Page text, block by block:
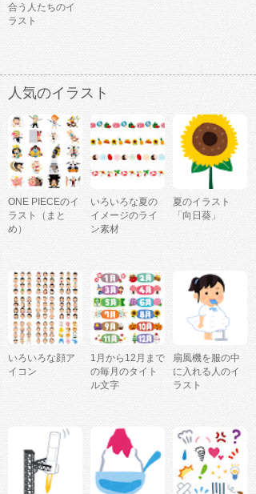
合う人たちのイ
ラスト
人気のイラスト
ONE PIECEのイ
ラスト（まと
め）
いろいろな夏の
イメージのライ
ン素材
夏のイラスト
「向日葵」
いろいろな顔ア
イコン
1月から12月まで
の毎月のタイト
ル文字
扇風機を服の中
に入れる人のイ
ラスト